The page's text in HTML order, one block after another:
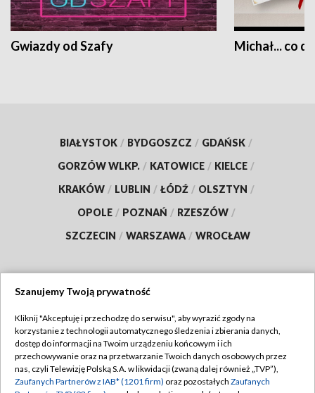
Gwiazdy od Szafy Michał... co
BIAŁYSTOK / BYDGOSZCZ / GDAŃSK /
GORZÓW WLKP. / KATOWICE / KIELCE /
KRAKÓW / LUBLIN / ŁÓDŹ / OLSZTYN /
OPOLE / POZNAŃ / RZESZÓW /
SZCZECIN / WARSZAWA / WROCŁAW
TVP
Abonament TVP
Emisja w TVP
Regulamin TVP
Polityka prywatności
Szanujemy Twoją prywatność
Kliknij "Akceptuję i przechodzę do serwisu", aby wyrazić zgody na
korzystanie z technologii automatycznego śledzenia i zbierania danych,
dostęp do informacji na Twoim urządzeniu końcowym i ich
przechowywanie oraz na przetwarzanie Twoich danych osobowych przez
nas, czyli Telewizję Polską S.A. w likwidacji (zwaną dalej również „TVP”),
Zaufanych Partnerów z IAB* (1201 firm) oraz pozostałych Zaufanych